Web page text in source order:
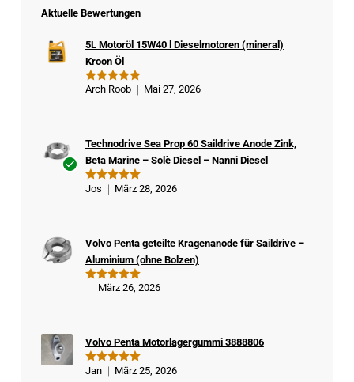
Aktuelle Bewertungen
Bewertet
5L Motoröl 15W40 l Dieselmotoren (mineral)
Kroon Öl
Arch Roob Mai 27, 2026
Kä
ufe
Bewertet
Technodrive Sea Prop 60 Saildrive Anode Zink,
Beta Marine – Solè Diesel – Nanni Diesel
Jos März 28, 2026
Bewertet
Volvo Penta geteilte Kragenanode für Saildrive –
Aluminium (ohne Bolzen)
März 26, 2026
Bewertet
Volvo Penta Motorlagergummi 3888806
Jan März 25, 2026